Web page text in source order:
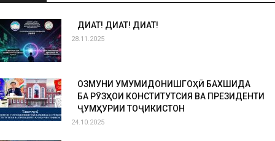
ДИҚҚАТ! ДИҚҚАТ! ДИҚҚАТ!
28.11.2025
ОЗМУНИ УМУМИДОНИШГОҲӢ БАХШИДА
БА РӮЗҲОИ КОНСТИТУТСИЯ ВА ПРЕЗИДЕНТИ
ҶУМҲУРИИ ТОҶИКИСТОН
24.10.2025